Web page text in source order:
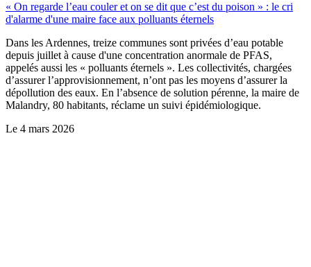
« On regarde l’eau couler et on se dit que c’est du poison » : le cri
d'alarme d'une maire face aux polluants éternels
Dans les Ardennes, treize communes sont privées d’eau potable
depuis juillet à cause d'une concentration anormale de PFAS,
appelés aussi les « polluants éternels ». Les collectivités, chargées
d’assurer l’approvisionnement, n’ont pas les moyens d’assurer la
dépollution des eaux. En l’absence de solution pérenne, la maire de
Malandry, 80 habitants, réclame un suivi épidémiologique.
Le 4 mars 2026